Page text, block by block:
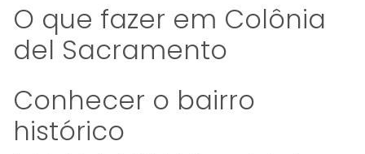
O que fazer em Colônia
del Sacramento
Conhecer o bairro
histórico